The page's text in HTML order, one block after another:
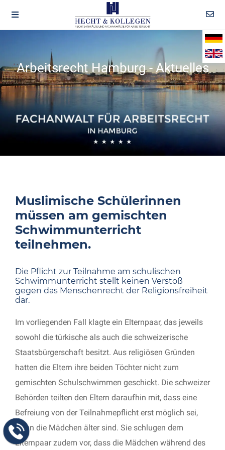
Arbeitsrecht Hamburg - Aktuelles
Muslimische Schülerinnen
müssen am gemischten
Schwimmunterricht
teilnehmen.
Die Pflicht zur Teilnahme am schulischen
Schwimmunterricht stellt keinen Verstoß
gegen das Menschenrecht der Religionsfreiheit
dar.
Im vorliegenden Fall klagte ein Elternpaar, das jeweils
sowohl die türkische als auch die schweizerische
Staatsbürgerschaft besitzt. Aus religiösen Gründen
hatten die Eltern ihre beiden Töchter nicht zum
gemischten Schulschwimmen geschickt. Die schweizer
Behörden teilten den Eltern daraufhin mit, dass eine
Befreiung von der Teilnahmepflicht erst möglich sei,
wenn die Mädchen älter sind. Sie schlugen dem
Elternpaar zudem vor, dass die Mädchen während des